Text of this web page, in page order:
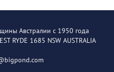
Австралии с 1950 года
RYDE 1685 NSW AUSTRALIA